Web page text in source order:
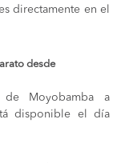
directamente en el
desde
Moyobamba a
disponible el día